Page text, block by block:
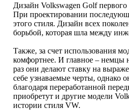
Дизайн Volkswagen Golf
При проектировании
этого стиля. Дизайн всех
борьбой, которая шла между
Также, за счет использования
комфортнее. И главное – немцы
раз они делают ставку на
себе узнаваемые черты, однако
благодаря переработанной
приобретут и другие модели
истории стиля VW.